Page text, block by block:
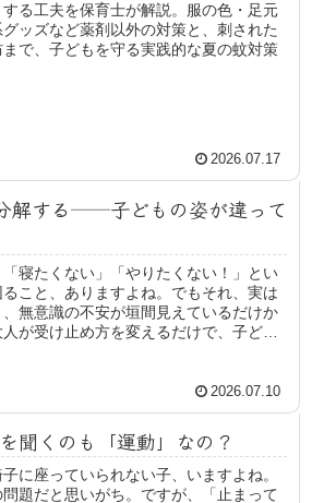
る工夫を保育士が解説。服の色・足元
ッズなど薬剤以外の対策と、刺された
で、子どもを守る実践的な夏の蚊対策
2026.07.17
解する──子どもの姿が違って
「寝たくない」「やりたくない！」とい
こと、ありますよね。でもそれ、実は
無意識の不安が垣間見えているだけか
が受け止め方を変えるだけで、子ども
2026.07.10
聞くのも「運動」なの？
に座っていられない子、いますよね。
題だと思いがち。ですが、「止まって